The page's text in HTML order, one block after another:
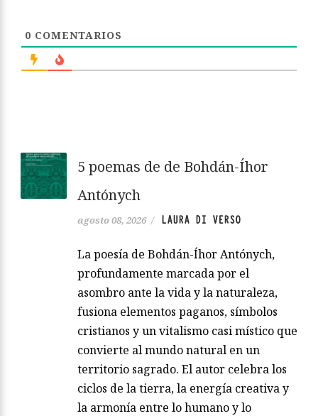
0 COMENTARIOS
5 poemas de de Bohdán-Íhor
Antónych
agosto 08, 2026 / LAURA DI VERSO
La poesía de Bohdán-Íhor Antónych,
profundamente marcada por el
asombro ante la vida y la naturaleza,
fusiona elementos paganos, símbolos
cristianos y un vitalismo casi místico que
convierte al mundo natural en un
territorio sagrado. El autor celebra los
ciclos de la tierra, la energía creativa y
la armonía entre lo humano y lo